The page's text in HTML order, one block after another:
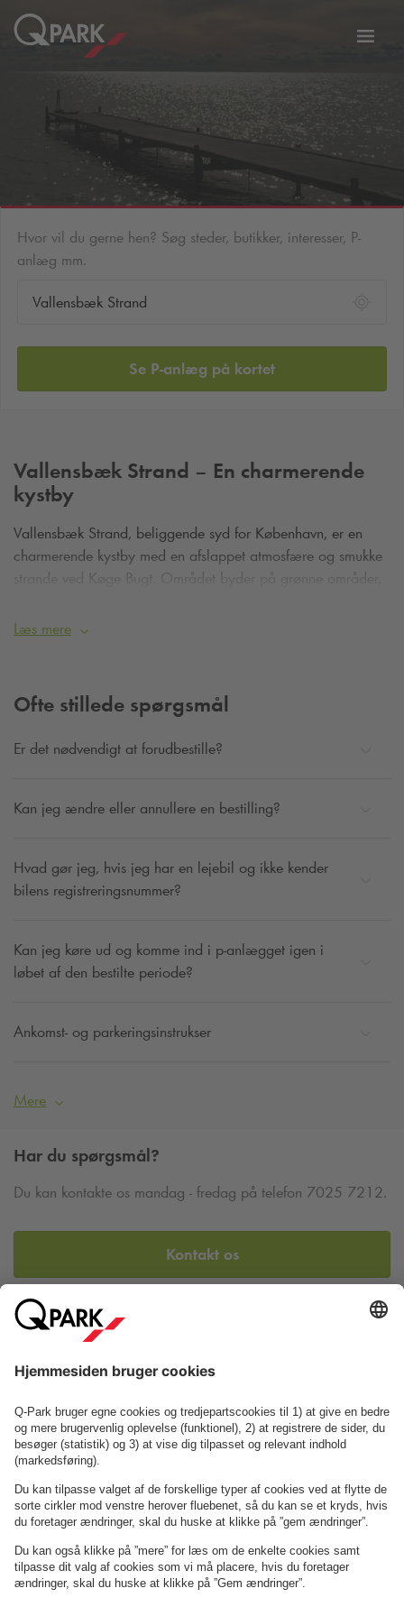
Slå
Hvor vil du gerne hen? Søg steder, butikker, interesser, P-
anlæg mm.
Se P-anlæg på kortet
Vallensbæk Strand – En charmerende
kystby
Vallensbæk Strand, beliggende syd for København, er en
charmerende kystby med en afslappet atmosfære og smukke
strande ved Køge Bugt. Området byder på grønne områder,
Læs mere
Ofte stillede spørgsmål
Er det nødvendigt at forudbestille?
Kan jeg ændre eller annullere en bestilling?
Hvad gør jeg, hvis jeg har en lejebil og ikke kender
bilens registreringsnummer?
Kan jeg køre ud og komme ind i p-anlægget igen i
løbet af den bestilte periode?
Ankomst- og parkeringsinstrukser
Mere
Har du spørgsmål?
Du kan kontakte os mandag - fredag på telefon 7025 7212.
Kontakt os
Eller find os her:
OmQ-Park
Erhverv